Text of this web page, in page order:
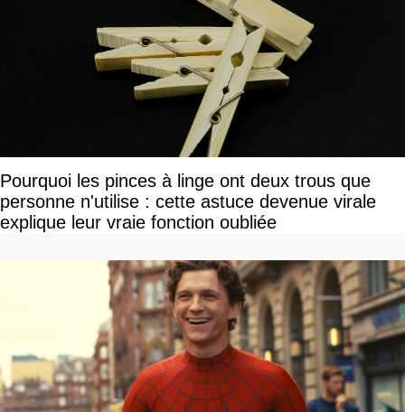
Pourquoi les pinces à linge ont deux trous que
personne n'utilise : cette astuce devenue virale
explique leur vraie fonction oubliée